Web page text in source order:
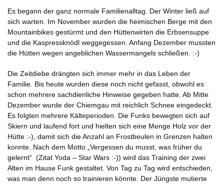
Es begann der ganz normale Familienalltag. Der Winter ließ auf
sich warten. Im November wurden die heimischen Berge mit den
Mountainbikes gestürmt und den Hüttenwirten die Erbsensuppe
und die Kaspressknödl weggegessen. Anfang Dezember mussten
die Hütten wegen angeblichen Wassermangels schließen. :-)
Die Zeitdiebe drängten sich immer mehr in das Leben der
Familie. Bis heute wurden diese noch nicht gefasst, obwohl es
schon mehrere sachdienliche Hinweise gegeben hatte. Ab Mitte
Dezember wurde der Chiemgau mit reichlich Schnee eingedeckt.
Es folgten mehrere Kälteperioden. Die Funks bewegten sich auf
Skiern und laufend fort und hielten sich eine Menge Holz vor der
Hütte :-), damit sich die Anzahl an Frostbeulen in Grenzen halten
konnte. Nach dem Motto „Vergessen du musst, was früher du
gelernt“ (Zitat Yoda – Star Wars :-)) wird das Training der zwei
Alten im Hause Funk gestaltet. Von Tag zu Tag wird entschieden,
was man denn noch so trainieren könnte. Der Jüngste mutierte